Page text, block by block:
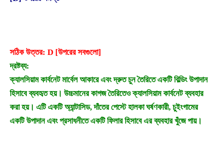
সঠিক উত্তর: D [উপরের সবগুলো]
দ্রষ্টব্য:
ক্যালসিয়াম কার্বনেট মার্বেল আকারে এবং দ্রুত চুন তৈরিতে একটি বিল্ডিং উপাদান
হিসাবে ব্যবহৃত হয়। উচ্চমানের কাগজ তৈরিতেও ক্যালসিয়াম কার্বনেট ব্যবহার
করা হয়। এটি একটি অ্যান্টাসিড, দাঁতের পেস্টে হালকা ঘর্ষণকারী, চুইংগামের
একটি উপাদান এবং প্রসাধনীতে একটি ফিলার হিসাবে এর ব্যবহার খুঁজে পায়।